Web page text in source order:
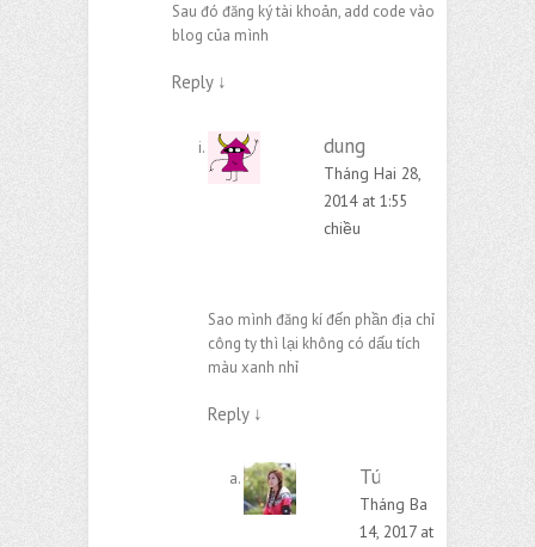
Sau đó đăng ký tài khoản, add code vào
blog của mình
Reply ↓
dung
Tháng Hai 28,
2014 at 1:55
chiều
Sao mình đăng kí đến phần địa chỉ
công ty thì lại không có dấu tích
màu xanh nhỉ
Reply ↓
Tú
Tháng Ba
14, 2017 at